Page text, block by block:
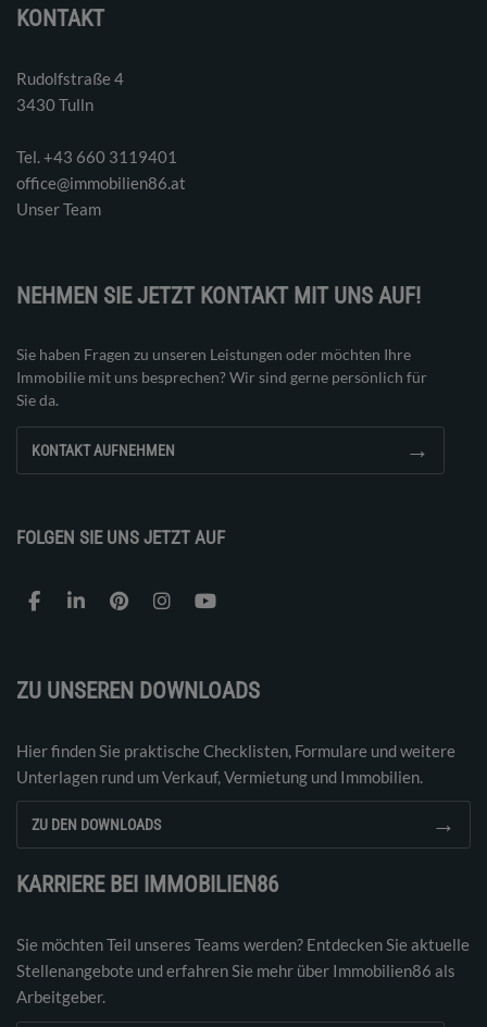
KONTAKT
Rudolfstraße 4
3430 Tulln
Tel. ‭+43 660 3119401‬
office@immobilien86.at
Unser Team
NEHMEN SIE JETZT KONTAKT MIT UNS AUF!
Sie haben Fragen zu unseren Leistungen oder möchten Ihre
Immobilie mit uns besprechen? Wir sind gerne persönlich für
Sie da.
KONTAKT AUFNEHMEN →
FOLGEN SIE UNS JETZT AUF
ZU UNSEREN DOWNLOADS
Hier finden Sie praktische Checklisten, Formulare und weitere
Unterlagen rund um Verkauf, Vermietung und Immobilien.
ZU DEN DOWNLOADS →
KARRIERE BEI IMMOBILIEN86
Sie möchten Teil unseres Teams werden? Entdecken Sie aktuelle
Stellenangebote und erfahren Sie mehr über Immobilien86 als
Arbeitgeber.